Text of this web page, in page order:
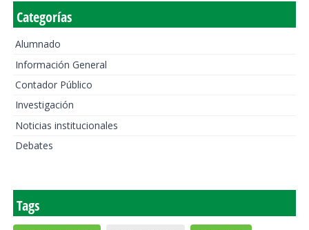
Categorías
Alumnado
Información General
Contador Público
Investigación
Noticias institucionales
Debates
Tags